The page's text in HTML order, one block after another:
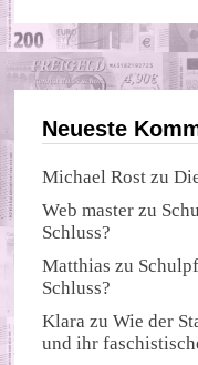
Neueste
Michael Rost zu
Web master zu
Schluss?
Matthias zu
Schluss?
Klara zuWie der
und ihr